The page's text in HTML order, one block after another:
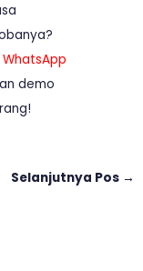
WhatsApp
demo
Selanjutnya Pos →